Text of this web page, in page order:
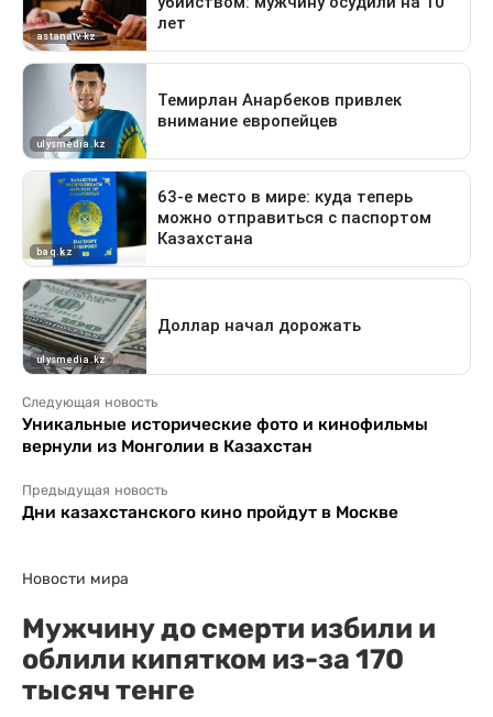
Следующая новость
Уникальные исторические фото и кинофильмы
вернули из Монголии в Казахстан
Предыдущая новость
Дни казахстанского кино пройдут в Москве
Новости мира
Мужчину до смерти избили и
облили кипятком из-за 170
тысяч тенге